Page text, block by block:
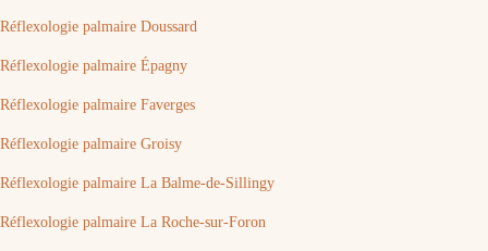
Réflexologie palmaire Doussard
Réflexologie palmaire Épagny
Réflexologie palmaire Faverges
Réflexologie palmaire Groisy
Réflexologie palmaire La Balme-de-Sillingy
Réflexologie palmaire La Roche-sur-Foron